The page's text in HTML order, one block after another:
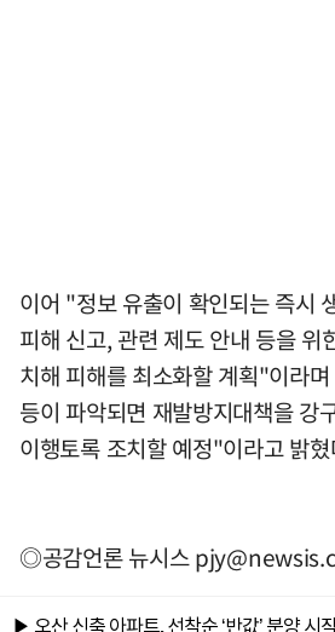
이어 "정보 유출이 확인되는 즉시
피해 신고, 관련 제도 안내 등을 위
치해 피해를 최소화할 계획"이라
등이 파악되면 재발방지대책을 강
이행토록 조치할 예정"이라고 밝혔
◎공감언론 뉴시스